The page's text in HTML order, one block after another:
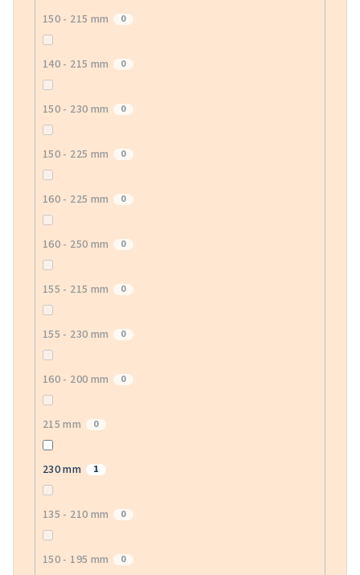
150 - 215 mm 0
140 - 215 mm 0
150 - 230 mm 0
150 - 225 mm 0
160 - 225 mm 0
160 - 250 mm 0
155 - 215 mm 0
155 - 230 mm 0
160 - 200 mm 0
215 mm 0
230 mm 1
135 - 210 mm 0
150 - 195 mm 0